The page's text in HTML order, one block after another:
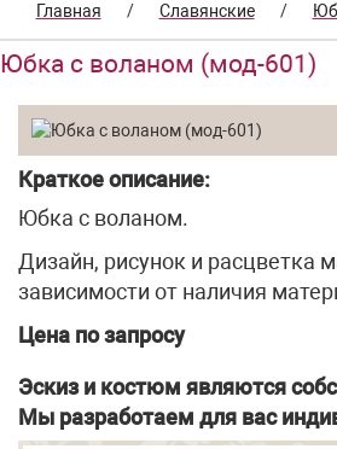
Главная / Славянские /
Юбка с воланом (мод-601)
Краткое описание:
Юбка с воланом.
Дизайн, рисунок и расцветка
зависимости от наличия
Цена по запросу
Эскиз и костюм являются
Мы разработаем для вас